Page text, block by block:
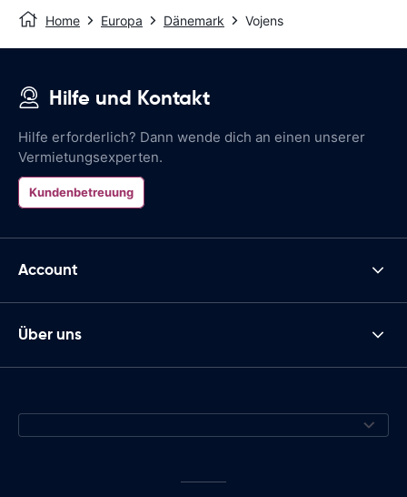
Home Europa Dänemark Vojens
Hilfe und Kontakt
Hilfe erforderlich? Dann wende dich an einen unserer
Vermietungsexperten.
Kundenbetreuung
Account
Über uns